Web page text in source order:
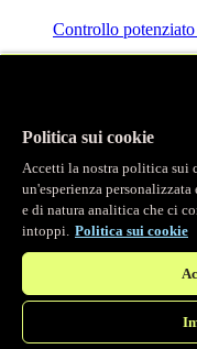
Controllo
Main menu
/ Prodotti
Osservabilità
Logging in tempo
Politica sui cookie
Accetti la nostra politica
un'esperienza
e di natura analitica che ci
intoppi. Politica sui cookie